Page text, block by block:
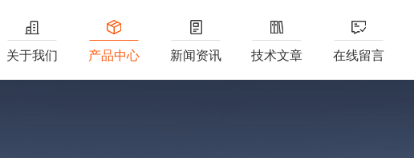
关于我们 产品中心 新闻资讯 技术文章 在线留言